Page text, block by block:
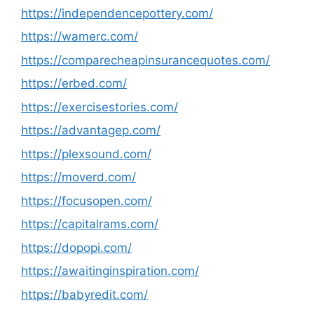
https://independencepottery.com/
https://wamerc.com/
https://comparecheapinsurancequotes.com/
https://erbed.com/
https://exercisestories.com/
https://advantagep.com/
https://plexsound.com/
https://moverd.com/
https://focusopen.com/
https://capitalrams.com/
https://dopopi.com/
https://awaitinginspiration.com/
https://babyredit.com/